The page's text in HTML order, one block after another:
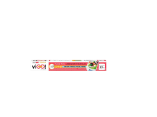
21